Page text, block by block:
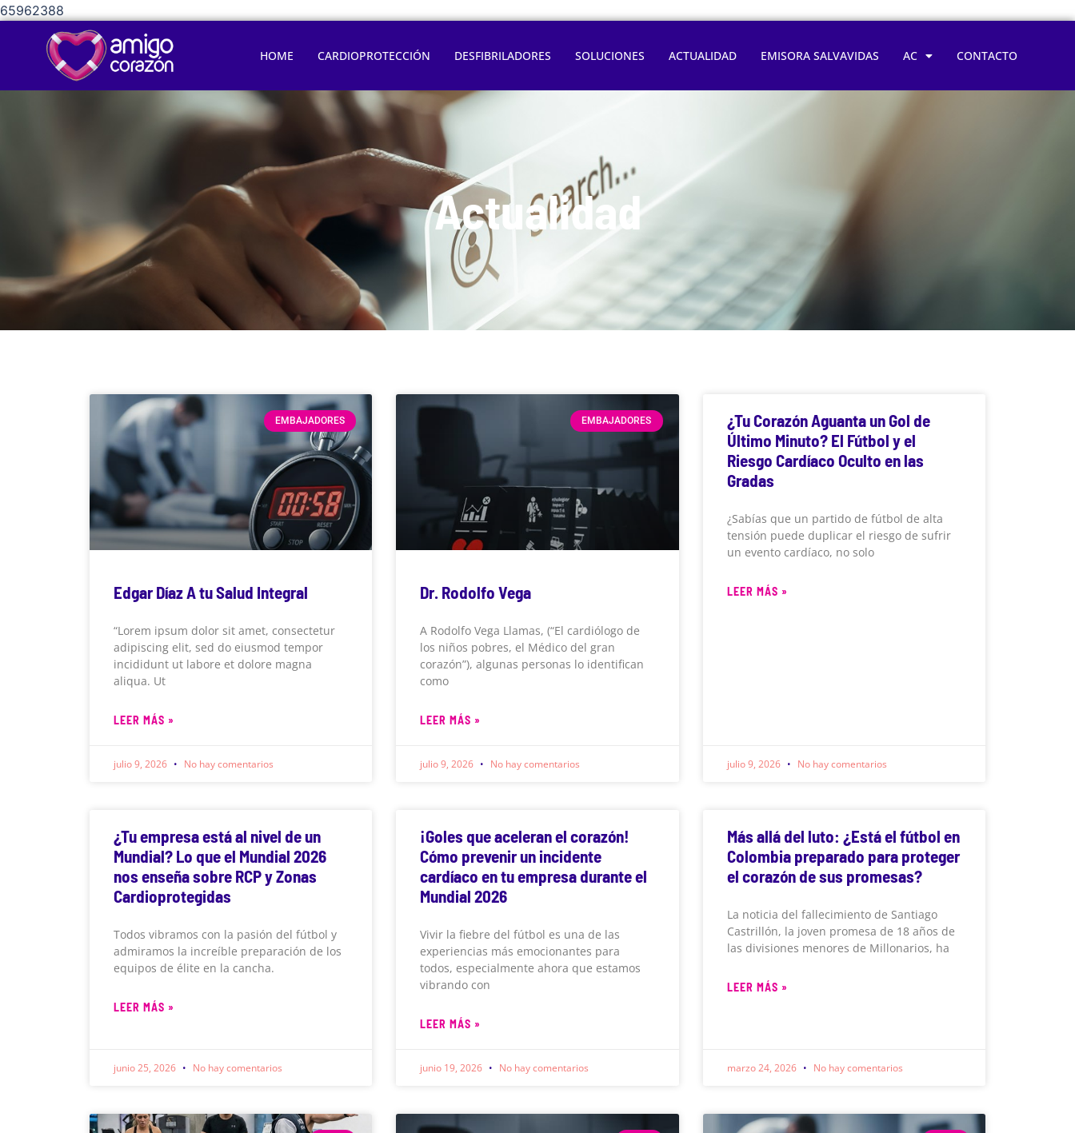
65962388
HOME CARDIOPROTECCIÓN DESFIBRILADORES SOLUCIONES ACTUALIDAD EMISORA SALVAVIDAS AC CONTACTO
Actualidad
EMBAJADORES
Edgar Díaz A tu Salud Integral
“Lorem ipsum dolor sit amet, consectetur
adipiscing elit, sed do eiusmod tempor
incididunt ut labore et dolore magna
aliqua. Ut
LEER MÁS »
julio 9, 2026 No hay comentarios
EMBAJADORES
Dr. Rodolfo Vega
A Rodolfo Vega Llamas, (“El cardiólogo de
los niños pobres, el Médico del gran
corazón”), algunas personas lo identifican
como
LEER MÁS »
julio 9, 2026 No hay comentarios
¿Tu Corazón Aguanta un Gol de
Último Minuto? El Fútbol y el
Riesgo Cardíaco Oculto en las
Gradas
¿Sabías que un partido de fútbol de alta
tensión puede duplicar el riesgo de sufrir
un evento cardíaco, no solo
LEER MÁS »
julio 9, 2026 No hay comentarios
¿Tu empresa está al nivel de un
Mundial? Lo que el Mundial 2026
nos enseña sobre RCP y Zonas
Cardioprotegidas
Todos vibramos con la pasión del fútbol y
admiramos la increíble preparación de los
equipos de élite en la cancha.
LEER MÁS »
junio 25, 2026 No hay comentarios
¡Goles que aceleran el corazón!
Cómo prevenir un incidente
cardíaco en tu empresa durante el
Mundial 2026
Vivir la fiebre del fútbol es una de las
experiencias más emocionantes para
todos, especialmente ahora que estamos
vibrando con
LEER MÁS »
junio 19, 2026 No hay comentarios
Más allá del luto: ¿Está el fútbol en
Colombia preparado para proteger
el corazón de sus promesas?
La noticia del fallecimiento de Santiago
Castrillón, la joven promesa de 18 años de
las divisiones menores de Millonarios, ha
LEER MÁS »
marzo 24, 2026 No hay comentarios